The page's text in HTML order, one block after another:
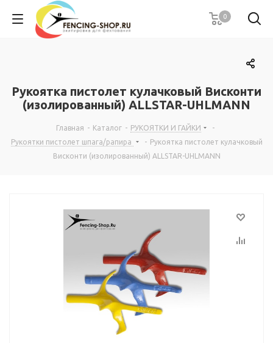
0
Рукоятка пистолет кулачковый Висконти
(изолированный) ALLSTAR-UHLMANN
Главная - Каталог - РУКОЯТКИ И ГАЙКИ
-
Рукоятки пистолет шпага/рапира
- Рукоятка пистолет кулачковый
Висконти (изолированный) ALLSTAR-UHLMANN